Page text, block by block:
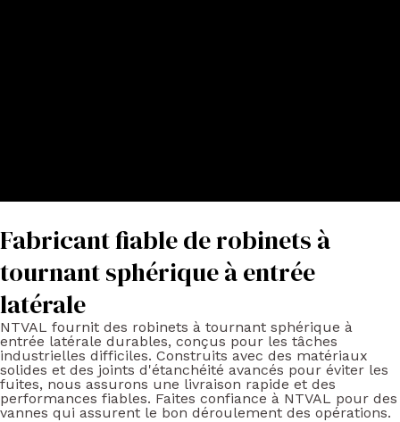
Fabricant fiable de robinets à
tournant sphérique à entrée
latérale
NTVAL fournit des robinets à tournant sphérique à
entrée latérale durables, conçus pour les tâches
industrielles difficiles. Construits avec des matériaux
solides et des joints d'étanchéité avancés pour éviter les
fuites, nous assurons une livraison rapide et des
performances fiables. Faites confiance à NTVAL pour des
vannes qui assurent le bon déroulement des opérations.